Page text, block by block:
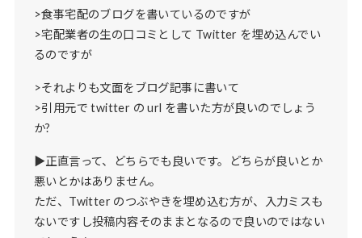
>食事宅配のブログを書いているのですが
>宅配業者の生の口コミとして Twitter を埋め込んでい
るのですが
>それよりも文面をブログ記事に書いて
>引用元で twitter の url を書いた方が良いのでしょう
か?
▶正直言って、どちらでも良いです。どちらが良いとか
悪いとかはありません。
ただ、Twitter のつぶやきを埋め込む方が、入力ミスも
ないですし投稿内容そのままとなるので良いのではない